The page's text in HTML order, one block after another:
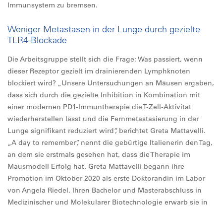
Immunsystem zu bremsen.
Weniger Metastasen in der Lunge durch gezielte
TLR4-Blockade
Die Arbeitsgruppe stellt sich die Frage: Was passiert, wenn
dieser Rezeptor gezielt im drainierenden Lymphknoten
blockiert wird? „Unsere Untersuchungen an Mäusen ergaben,
dass sich durch die gezielte Inhibition in Kombination mit
einer modernen PD1-Immuntherapie die T-Zell-Aktivität
wiederherstellen lässt und die Fernmetastasierung in der
Lunge signifikant reduziert wird“, berichtet Greta Mattavelli.
„A day to remember“, nennt die gebürtige Italienerin den Tag,
an dem sie erstmals gesehen hat, dass die Therapie im
Mausmodell Erfolg hat. Greta Mattavelli begann ihre
Promotion im Oktober 2020 als erste Doktorandin im Labor
von Angela Riedel. Ihren Bachelor und Masterabschluss in
Medizinischer und Molekularer Biotechnologie erwarb sie in